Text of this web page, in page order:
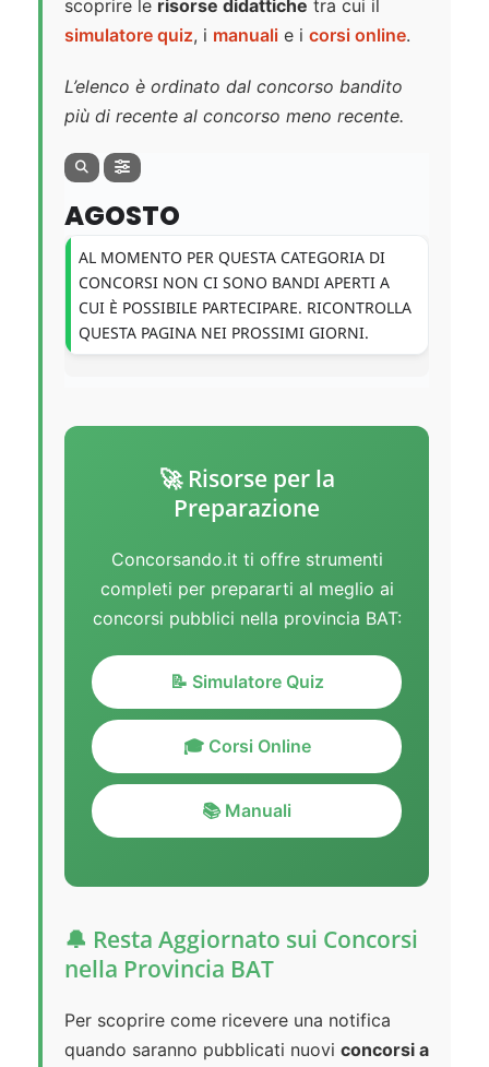
scoprire le risorse didattiche tra cui il
simulatore quiz, i manuali e i corsi online.
L’elenco è ordinato dal concorso bandito
più di recente al concorso meno recente.
AGOSTO
AL MOMENTO PER QUESTA CATEGORIA DI
CONCORSI NON CI SONO BANDI APERTI A
CUI È POSSIBILE PARTECIPARE. RICONTROLLA
QUESTA PAGINA NEI PROSSIMI GIORNI.
🚀 Risorse per la
Preparazione
Concorsando.it ti offre strumenti
completi per prepararti al meglio ai
concorsi pubblici nella provincia BAT:
📝 Simulatore Quiz
🎓 Corsi Online
📚 Manuali
🔔 Resta Aggiornato sui Concorsi
nella Provincia BAT
Per scoprire come ricevere una notifica
quando saranno pubblicati nuovi concorsi a